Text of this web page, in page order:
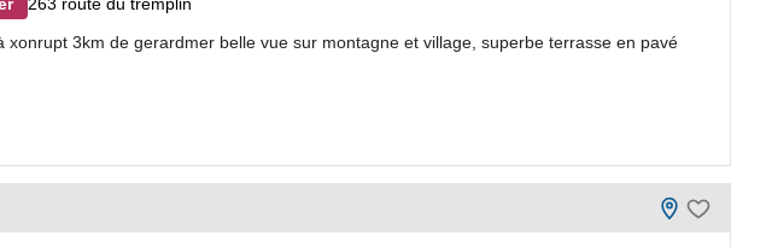
xonrupt 3km de gerardmer belle vue sur montagne et village, superbe terrasse en pavé